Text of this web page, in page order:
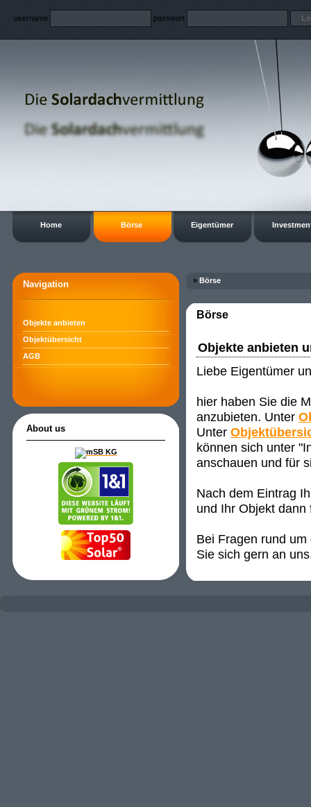
username passwort
Home Börse Eigentümer
Navigation
Objekte anbieten
Objektübersicht
AGB
About us
» Börse
Börse
Objekte anbieten
Liebe Eigentümer
hier haben Sie die
anzubieten. Unter
Unter
können sich unter
anschauen und für
Nach dem Eintrag
und Ihr Objekt dann
Bei Fragen rund
Sie sich gern an